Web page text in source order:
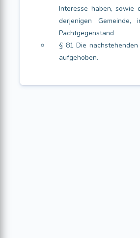
Interesse haben, sowie
derjenigen
Pachtgegenstand
§ 81 Die
aufgehoben.